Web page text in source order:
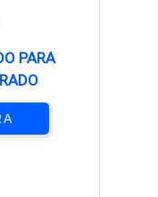
PARA